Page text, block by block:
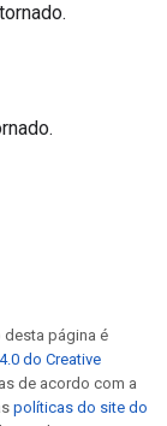
página é
do Creative
de acordo com a
políticas do site do